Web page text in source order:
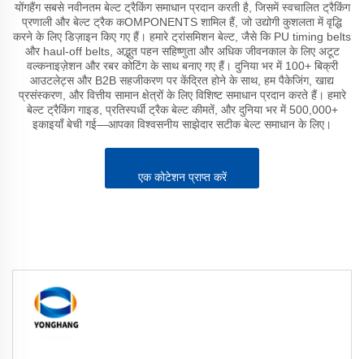
योंगहैंग सबसे नवीनतम बेल्ट ट्रैकिंग समाधान प्रदान करती है, जिसमें स्वचालित ट्रैकिंग
प्रणाली और बेल्ट ट्रैक कOMPONENTS शामिल हैं, जो उद्योगी कुशलता में वृद्धि
करने के लिए डिज़ाइन किए गए हैं। हमारे ट्रांसमिशन बेल्ट, जैसे कि PU timing belts
और haul-off belts, अद्भुत पहन सहिष्णुता और अधिक जीवनकाल के लिए अटूट
वल्कनाइज़ेशन और रबर कोटिंग के साथ बनाए गए हैं। दुनिया भर में 100+ बिक्री
आउटलेट्स और B2B सहजीकरण पर केंद्रित होने के साथ, हम पैकेजिंग, खाद्य
प्रसंस्करण, और वित्तीय सामान क्षेत्रों के लिए विशिष्ट समाधान प्रदान करते हैं। हमारे
बेल्ट ट्रैकिंग गाइड, प्रतिस्पर्धी ट्रैक बेल्ट कीमतें, और दुनिया भर में 500,000+
इकाइयाँ बेची गई—आपका विश्वसनीय साझेदार सटीक बेल्ट समाधान के लिए।
एक कोटेशन प्राप्त करें